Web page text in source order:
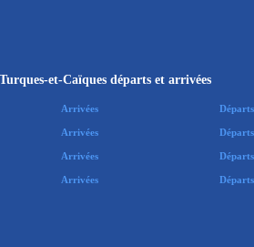
et-Caïques départs et arrivées
Arrivées Départs
Arrivées Départs
Arrivées Départs
Arrivées Départs